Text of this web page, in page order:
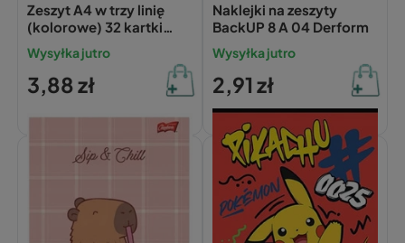
Zeszyt A4 w trzy linię
(kolorowe) 32 kartki
UNIPAP Jamnik
Wysyłka jutro
3,88 zł
Naklejki na zeszyty
BackUP 8 A 04 Derform
Wysyłka jutro
2,91 zł